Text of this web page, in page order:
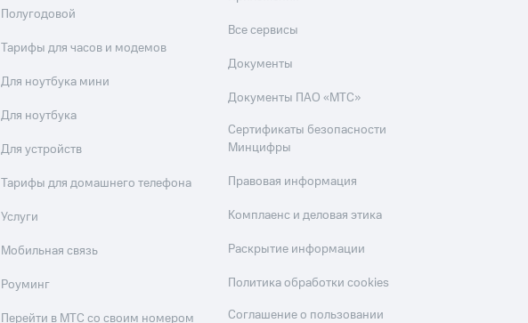
Полугодовой
Тарифы для часов и модемов
Для ноутбука мини
Для ноутбука
Для устройств
Тарифы для домашнего телефона
Услуги
Мобильная связь
Роуминг
Перейти в МТС со своим номером
Все сервисы
Документы
Документы ПАО «МТС»
Сертификаты безопасности
Минцифры
Правовая информация
Комплаенс и деловая этика
Раскрытие информации
Политика обработки cookies
Соглашение о пользовании